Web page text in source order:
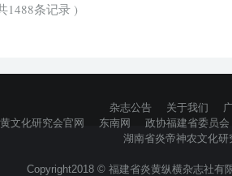
1488条记录 )
杂志公告 关于我们
文化研究会官网 东南网 政协福建省委员会
湖南省炎帝神农文化研
Copyright2018 © 福建省炎黄纵横杂志社有